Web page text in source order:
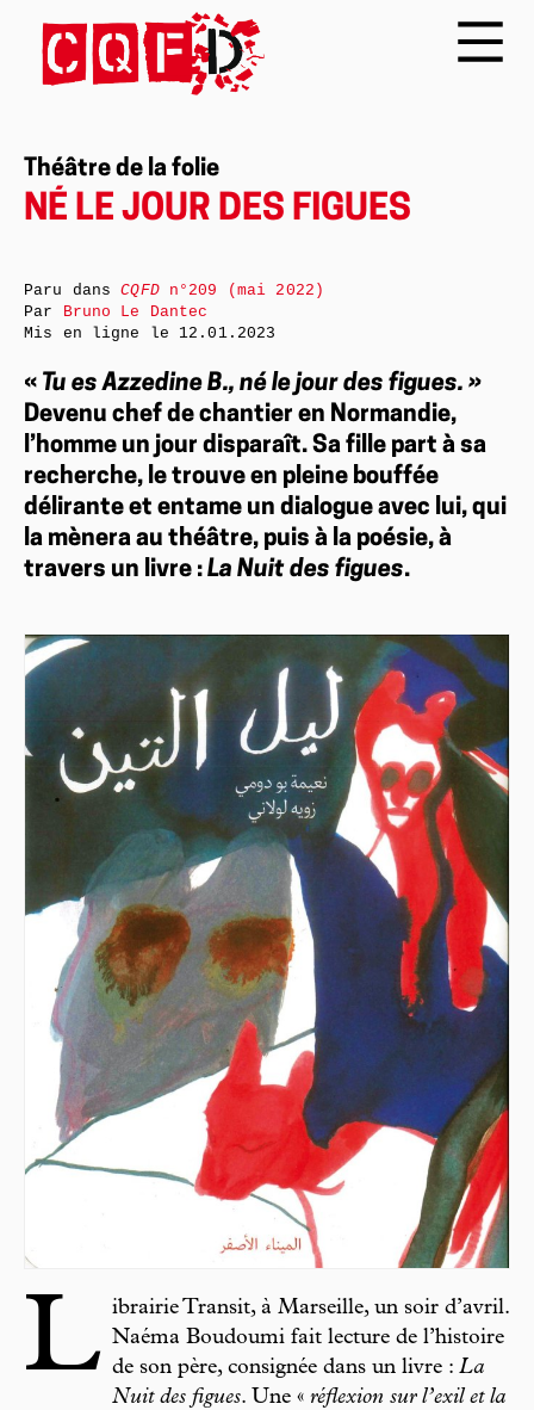
Théâtre de la folie
NÉ LE JOUR DES FIGUES
« Tu es Azzedine B., né le jour des figues. »
Devenu chef de chantier en Normandie,
l’homme un jour disparaît. Sa fille part à sa
recherche, le trouve en pleine bouffée
délirante et entame un dialogue avec lui, qui
la mènera au théâtre, puis à la poésie, à
travers un livre : La Nuit des figues.
L
ibrairie Transit, à Marseille, un soir d’avril.
Naéma Boudoumi fait lecture de l’histoire
de son père, consignée dans un livre : La
Nuit des figues. Une « réflexion sur l’exil et la
Paru dansCQFDn°209 (mai 2022)
Par Bruno Le Dantec
Mis en ligne le 12.01.2023